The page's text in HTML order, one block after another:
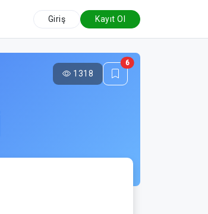
Giriş Kayıt Ol
1318
6